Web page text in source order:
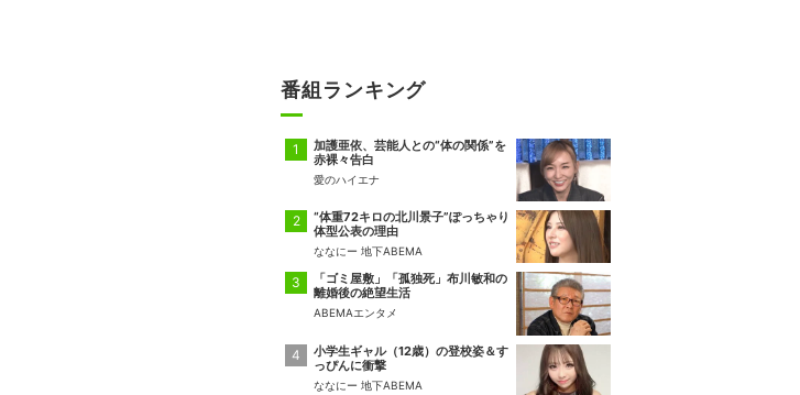
番組ランキング
加護亜依、芸能人との“体の関係”を
赤裸々告白
愛のハイエナ
“体重72キロの北川景子”ぽっちゃり
体型公表の理由
ななにー 地下ABEMA
「ゴミ屋敷」「孤独死」布川敏和の
離婚後の絶望生活
ABEMAエンタメ
小学生ギャル（12歳）の登校姿＆す
っぴんに衝撃
ななにー 地下ABEMA